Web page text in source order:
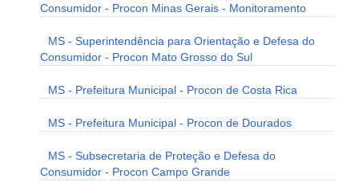
Consumidor - Procon Minas Gerais - Monitoramento
MS - Superintendência para Orientação e Defesa do
Consumidor - Procon Mato Grosso do Sul
MS - Prefeitura Municipal - Procon de Costa Rica
MS - Prefeitura Municipal - Procon de Dourados
MS - Subsecretaria de Proteção e Defesa do
Consumidor - Procon Campo Grande